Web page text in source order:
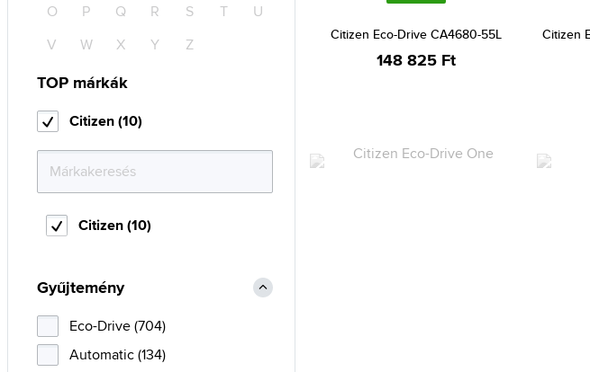
Citizen Eco-Drive CA4680-55L
148 825 Ft
Citizen
O
P Q R S T
U
V
W X Y Z
TOP márkák
Citizen (10)
Citizen (10)
Gyűjtemény
Eco-Drive (704)
Automatic (134)